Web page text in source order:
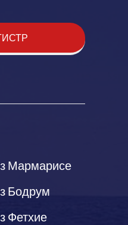
Мармарисе
Бодрум
Фетхие